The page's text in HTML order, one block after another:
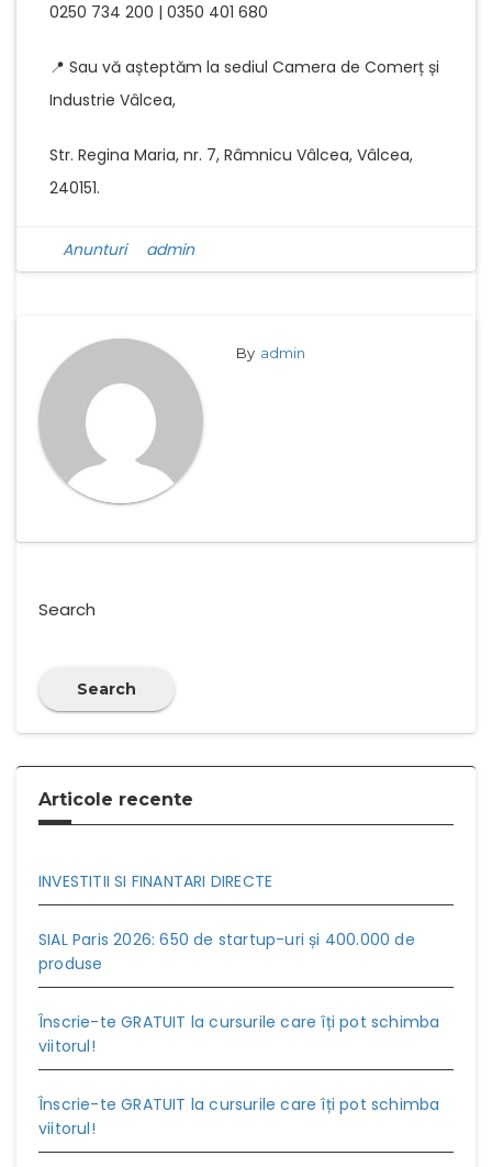
0250 734 200 | 0350 401 680
📍 Sau vă așteptăm la sediul Camera de Comerț și
Industrie Vâlcea,
Str. Regina Maria, nr. 7, Râmnicu Vâlcea, Vâlcea,
240151.
Anunturi admin
By admin
Search
Search
Articole recente
INVESTITII SI FINANTARI DIRECTE
SIAL Paris 2026: 650 de startup-uri și 400.000 de
produse
Înscrie-te GRATUIT la cursurile care îți pot schimba
viitorul!
Înscrie-te GRATUIT la cursurile care îți pot schimba
viitorul!